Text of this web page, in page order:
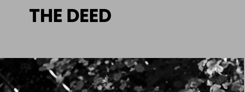
THE DEED